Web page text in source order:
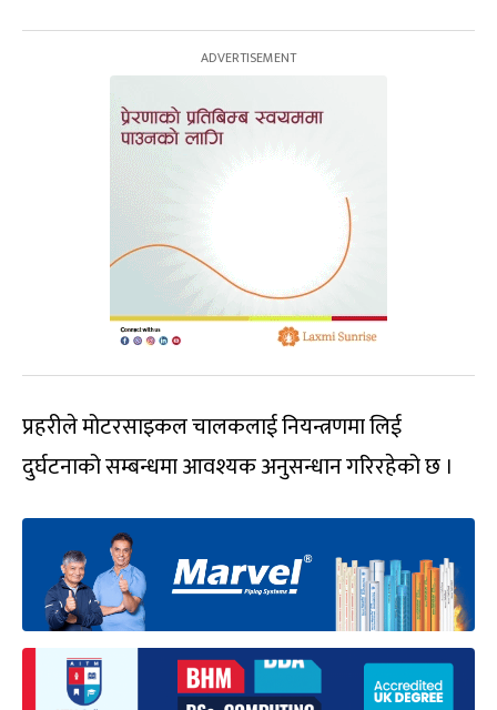
प्रहरीले मोटरसाइकल चालकलाई नियन्त्रणमा लिई
दुर्घटनाको सम्बन्धमा आवश्यक अनुसन्धान गरिरहेको छ ।